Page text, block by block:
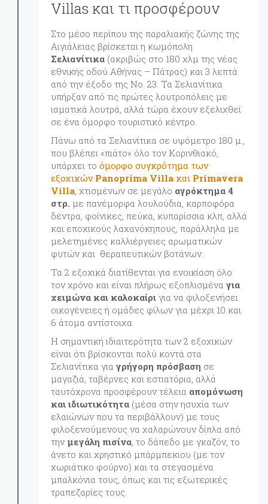
Villas και τι προσφέρουν
Στο μέσο περίπου της παραλιακής ζώνης της
Αιγιάλειας βρίσκεται η κωμόπολη
Σελιανίτικα (ακριβώς στο 180 χλμ της νέας
εθνικής οδού Αθήνας – Πάτρας) και 3 λεπτά
από την έξοδο της Νο. 23. Τα Σελιανίτικα
υπήρξαν από τις πρώτες λουτροπόλεις με
ιαματικά λουτρά, αλλά τώρα έχουν εξελιχθεί
σε ένα όμορφο τουριστικό κέντρο.
Πάνω από τα Σελιανίτικα σε υψόμετρο 180 μ.,
που βλέπει «πιάτο» όλο τον Κορινθιακό,
υπάρχει το όμορφο συγκρότημα των
εξοχικών Panoprima Villa και Primavera
Villa, χτισμένων σε μεγάλο αγρόκτημα 4
στρ. με πανέμορφα λουλούδια, καρποφόρα
δέντρα, φοίνικες, πεύκα, κυπαρίσσια κλπ, αλλά
και εποχικούς λαχανόκηπους, παράλληλα με
μελετημένες καλλιέργειες αρωματικών
φυτών και θεραπευτικών βοτάνων.
Τα 2 εξοχικά διατίθενται για ενοικίαση όλο
τον χρόνο και είναι πλήρως εξοπλισμένα για
χειμώνα και καλοκαίρι για να φιλοξενήσει
οικογένειες ή ομάδες φίλων για μέχρι 10 και
6 άτομα αντίστοιχα.
Η σημαντική ιδιαιτερότητα των 2 εξοχικών
είναι ότι βρίσκονται πολύ κοντά στα
Σελιανίτικα για γρήγορη πρόσβαση σε
μαγαζιά, ταβέρνες και εστιατόρια, αλλά
ταυτόχρονα προσφέρουν τέλεια απομόνωση
και ιδιωτικότητα (μέσα στην ησυχία των
ελαιώνων που τα περιβάλλουν) με τους
φιλοξενούμενους να χαλαρώνουν δίπλα από
την μεγάλη πισίνα, το δάπεδο με γκαζόν, το
άνετο και χρηστικό μπάρμπεκιου (με τον
χωριάτικο φούρνο) και τα στεγασμένα
μπαλκόνια τους, όπως και τις εξωτερικές
τραπεζαρίες τους.